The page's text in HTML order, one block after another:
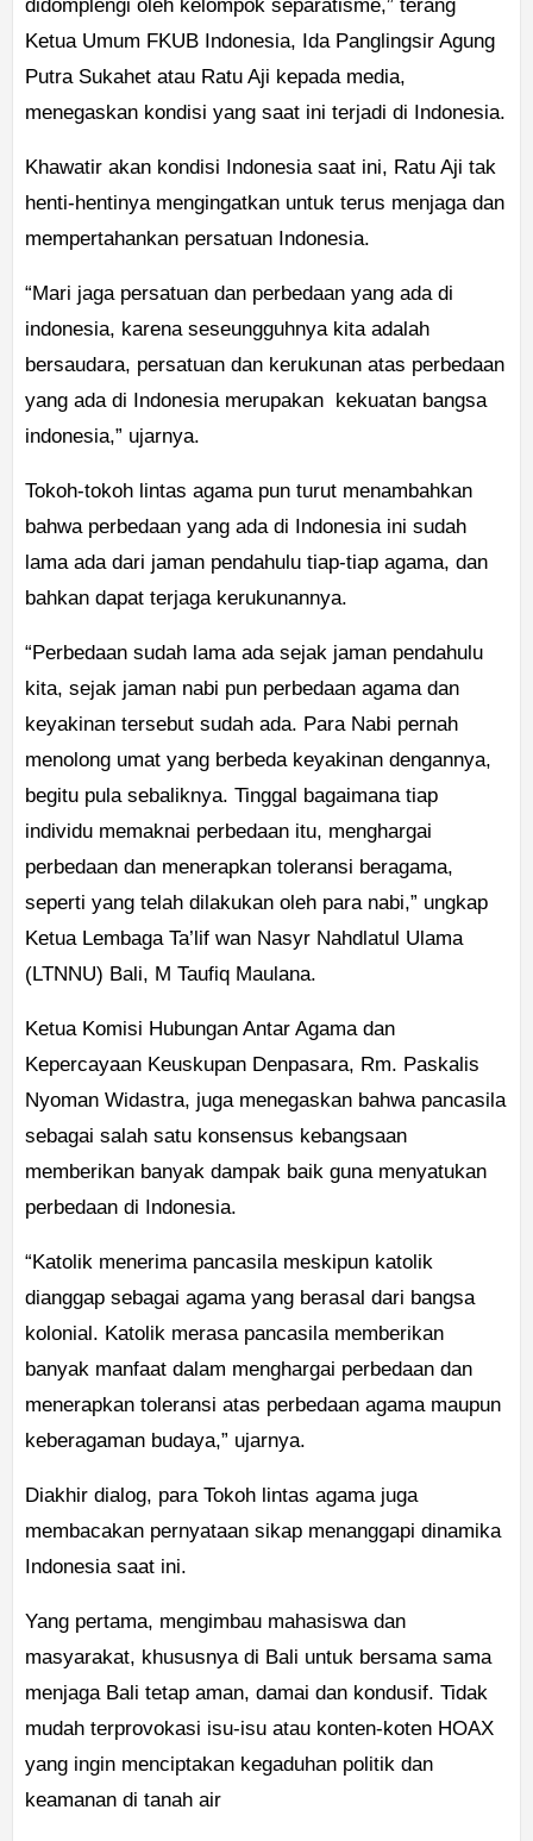
didomplengi oleh kelompok separatisme,” terang
Ketua Umum FKUB Indonesia, Ida Panglingsir Agung
Putra Sukahet atau Ratu Aji kepada media,
menegaskan kondisi yang saat ini terjadi di Indonesia.
Khawatir akan kondisi Indonesia saat ini, Ratu Aji tak
henti-hentinya mengingatkan untuk terus menjaga dan
mempertahankan persatuan Indonesia.
“Mari jaga persatuan dan perbedaan yang ada di
indonesia, karena seseungguhnya kita adalah
bersaudara, persatuan dan kerukunan atas perbedaan
yang ada di Indonesia merupakan
kekuatan bangsa
indonesia,” ujarnya.
Tokoh-tokoh lintas agama pun turut menambahkan
bahwa perbedaan yang ada di Indonesia ini sudah
lama ada dari jaman pendahulu tiap-tiap agama, dan
bahkan dapat terjaga kerukunannya.
“Perbedaan sudah lama ada sejak jaman pendahulu
kita, sejak jaman nabi pun perbedaan agama dan
keyakinan tersebut sudah ada. Para Nabi pernah
menolong umat yang berbeda keyakinan dengannya,
begitu pula sebaliknya. Tinggal bagaimana tiap
individu memaknai perbedaan itu, menghargai
perbedaan dan menerapkan toleransi beragama,
seperti yang telah dilakukan oleh para nabi,” ungkap
Ketua Lembaga Ta’lif wan Nasyr Nahdlatul Ulama
(LTNNU) Bali, M Taufiq Maulana.
Ketua Komisi Hubungan Antar Agama dan
Kepercayaan Keuskupan Denpasara, Rm. Paskalis
Nyoman Widastra, juga menegaskan bahwa pancasila
sebagai salah satu konsensus kebangsaan
memberikan banyak dampak baik guna menyatukan
perbedaan di Indonesia.
“Katolik menerima pancasila meskipun katolik
dianggap sebagai agama yang berasal dari bangsa
kolonial. Katolik merasa pancasila memberikan
banyak manfaat dalam menghargai perbedaan dan
menerapkan toleransi atas perbedaan agama maupun
keberagaman budaya,” ujarnya.
Diakhir dialog, para Tokoh lintas agama juga
membacakan pernyataan sikap menanggapi dinamika
Indonesia saat ini.
Yang pertama, mengimbau mahasiswa dan
masyarakat, khususnya di Bali untuk bersama sama
menjaga Bali tetap aman, damai dan kondusif. Tidak
mudah terprovokasi isu-isu atau konten-koten HOAX
yang ingin menciptakan kegaduhan politik dan
keamanan di tanah air